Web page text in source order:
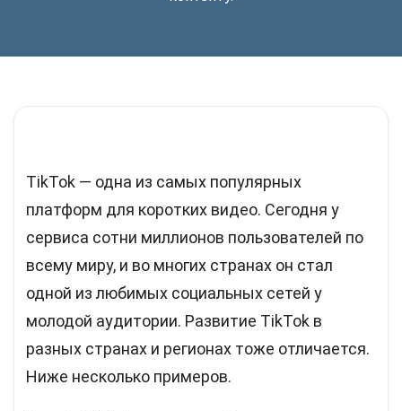
TikTok — одна из самых популярных
платформ для коротких видео. Сегодня у
сервиса сотни миллионов пользователей по
всему миру, и во многих странах он стал
одной из любимых социальных сетей у
молодой аудитории. Развитие TikTok в
разных странах и регионах тоже отличается.
Ниже несколько примеров.